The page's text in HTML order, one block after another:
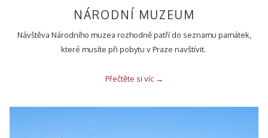
NÁRODNÍ MUZEUM
Návštěva Národního muzea rozhodně patří do seznamu památek,
které musíte při pobytu v Praze navštívit.
Přečtěte si víc